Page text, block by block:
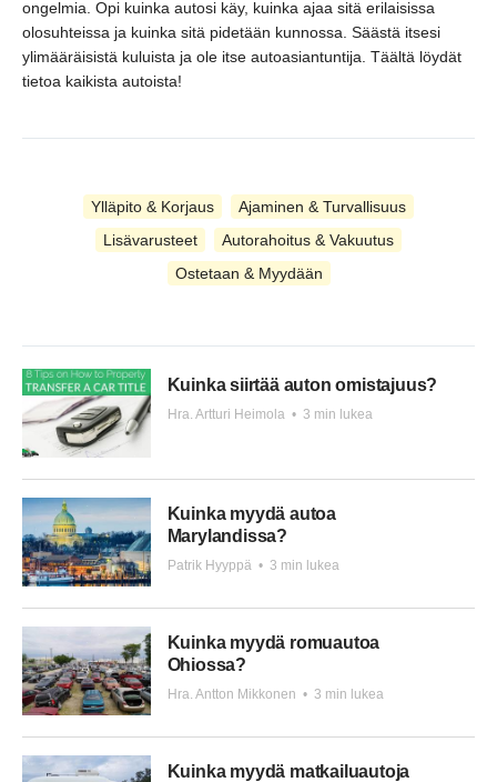
ongelmia. Opi kuinka autosi käy, kuinka ajaa sitä erilaisissa
olosuhteissa ja kuinka sitä pidetään kunnossa. Säästä itsesi
ylimääräisistä kuluista ja ole itse autoasiantuntija. Täältä löydät
tietoa kaikista autoista!
Ylläpito & Korjaus
Ajaminen & Turvallisuus
Lisävarusteet
Autorahoitus & Vakuutus
Ostetaan & Myydään
Kuinka siirtää auton omistajuus?
Hra. Artturi Heimola • 3 min lukea
Kuinka myydä autoa
Marylandissa?
Patrik Hyyppä • 3 min lukea
Kuinka myydä romuautoa
Ohiossa?
Hra. Antton Mikkonen • 3 min lukea
Kuinka myydä matkailuautoja